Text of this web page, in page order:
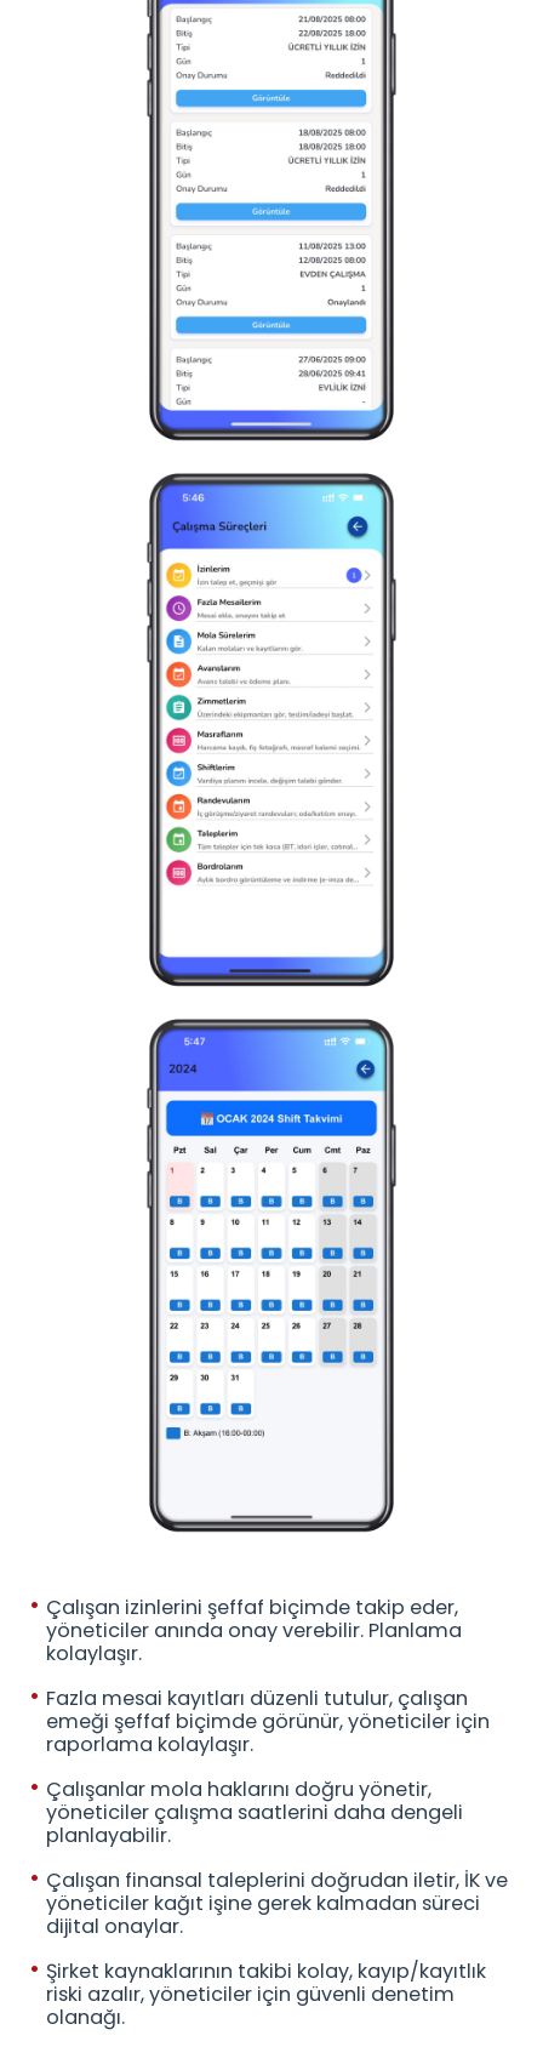
Çalışan izinlerini şeffaf biçimde takip eder,
yöneticiler anında onay verebilir. Planlama
kolaylaşır.
Fazla mesai kayıtları düzenli tutulur, çalışan
emeği şeffaf biçimde görünür, yöneticiler için
raporlama kolaylaşır.
Çalışanlar mola haklarını doğru yönetir,
yöneticiler çalışma saatlerini daha dengeli
planlayabilir.
Çalışan finansal taleplerini doğrudan iletir, İK ve
yöneticiler kağıt işine gerek kalmadan süreci
dijital onaylar.
Şirket kaynaklarının takibi kolay, kayıp/kayıtlık
riski azalır, yöneticiler için güvenli denetim
olanağı.